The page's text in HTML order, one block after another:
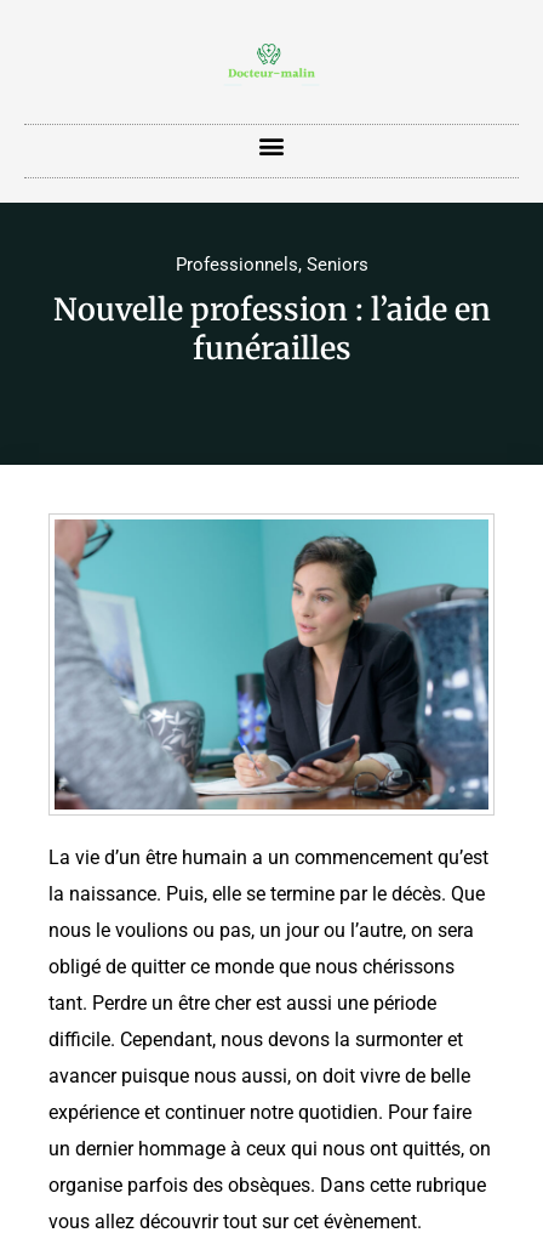
Professionnels, Seniors
Nouvelle profession : l’aide en
funérailles
La vie d’un être humain a un commencement qu’est
la naissance. Puis, elle se termine par le décès. Que
nous le voulions ou pas, un jour ou l’autre, on sera
obligé de quitter ce monde que nous chérissons
tant. Perdre un être cher est aussi une période
difficile. Cependant, nous devons la surmonter et
avancer puisque nous aussi, on doit vivre de belle
expérience et continuer notre quotidien. Pour faire
un dernier hommage à ceux qui nous ont quittés, on
organise parfois des obsèques. Dans cette rubrique
vous allez découvrir tout sur cet évènement.